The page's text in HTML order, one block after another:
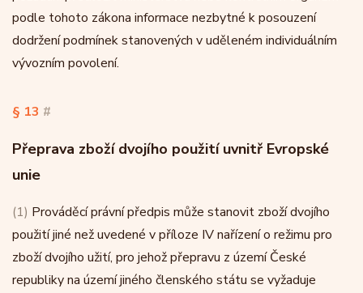
podle tohoto zákona informace nezbytné k posouzení
dodržení podmínek stanovených v uděleném individuálním
vývozním povolení.
§ 13 #
Přeprava zboží dvojího použití uvnitř Evropské
unie
(1) Prováděcí právní předpis může stanovit zboží dvojího
použití jiné než uvedené v příloze IV nařízení o režimu pro
zboží dvojího užití, pro jehož přepravu z území České
republiky na území jiného členského státu se vyžaduje